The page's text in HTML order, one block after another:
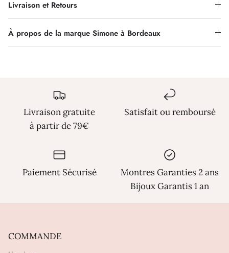
Livraison et Retours
À propos de la marque Simone à Bordeaux
Livraison gratuite
à partir de 79€
Satisfait ou remboursé
Paiement Sécurisé
Montres Garanties 2 ans
Bijoux Garantis 1 an
COMMANDE